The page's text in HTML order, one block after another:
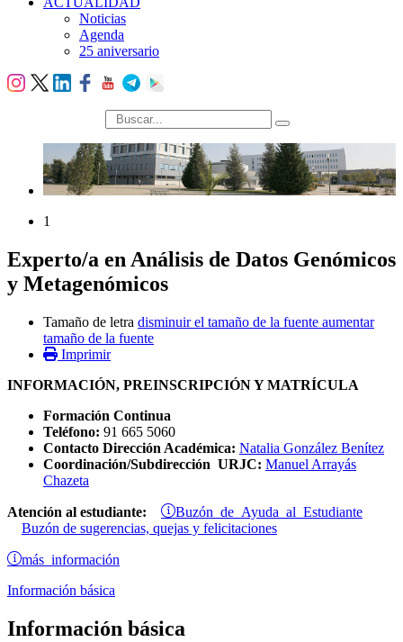
Noticias
Agenda
25 aniversario
búsqueda
1
Experto/a en Análisis de Datos Genómicos
y Metagenómicos
Tamaño de letra disminuir el tamaño de la fuente aumentar
tamaño de la fuente
Imprimir
INFORMACIÓN, PREINSCRIPCIÓN Y MATRÍCULA
Formación Continua
Teléfono: 91 665 5060
Contacto Dirección Académica: Natalia González Benítez
Coordinación/Subdirección URJC: Manuel Arrayás
Chazeta
Atención al estudiante: Buzón de Ayuda al Estudiante
Buzón de sugerencias, quejas y felicitaciones
más información
Información básica
Información básica